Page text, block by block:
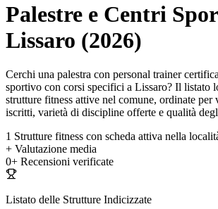
Palestre e Centri
Lissaro (2026)
Cerchi una palestra con personal trainer
sportivo con corsi specifici a Lissaro? Il listato
strutture fitness attive nel comune, ordinate per
iscritti, varietà di discipline offerte e qualità
1 Strutture fitness con scheda attiva nella
+ Valutazione media
0+ Recensioni verificate
Listato delle Strutture Indicizzate